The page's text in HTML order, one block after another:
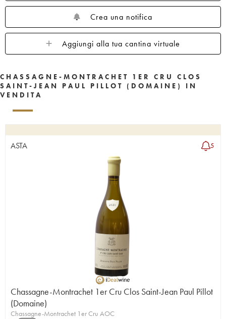
Crea una notifica
Aggiungi alla tua cantina virtuale
CHASSAGNE-MONTRACHET 1ER CRU CLOS
SAINT-JEAN PAUL PILLOT (DOMAINE) IN
VENDITA
ASTA 5
Chassagne-Montrachet 1er Cru Clos Saint-Jean Paul Pillot
(Domaine)
Chassagne-Montrachet 1er Cru AOC